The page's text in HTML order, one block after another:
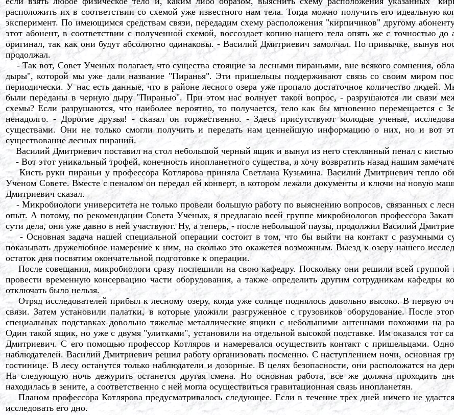
расположить их в соответствии со схемой уже известного нам тела. Тогда можно получить его идеальную
эксперимент. По имеющимся средствам связи, передадим схему расположения "кирпичиков" другому
этот абонент, в соответствии с полученной схемой, воссоздает копию нашего тела опять же с точностью
оригинал, так как они будут абсолютно одинаковы. - Василий Дмитриевич замолчал. По привычке, вынув
продолжал.
- Так вот, Совет Ученых полагает, что существа стоящие за лесными пираньями, вне всякого сомнения,
дыры", которой мы уже дали название "Пиранья". Эти пришельцы поддерживают связь со своим миром
периодически. У нас есть данные, что в районе лесного озера уже пропало достаточное количество
были переданы в черную дыру "Пиранью". При этом нас волнует такой вопрос, - разрушаются ли связи
схемы? Если разрушаются, что наиболее вероятно, то получается, тело как бы мгновенно перемещается
ненадолго. - Дорогие друзья! - сказал он торжественно. - Здесь присутствуют молодые ученые,
существами. Они не только смогли получить и передать нам ценнейшую информацию о них, но и вот
существование лесных пираний.
Василий Дмитриевич поставил на стол небольшой черный ящик и вынул из него стеклянный пенал с кистью
- Вот этот уникальный трофей, конечность инопланетного существа, я хочу возвратить назад нашим
Кисть руки пираньи у профессора Котлярова приняла Светлана Кузьмина. Василий Дмитриевич тепло
Ученом Совете. Вместе с пеналом он передал ей конверт, в котором лежали документы и ключи на новую
Дмитриевич сказал.
- Микробиологи университета не только провели большую работу по выяснению вопросов, связанных с
опыт. А потому, по рекомендации Совета Ученых, я предлагаю всей группе микробиологов профессора
сути дела, они уже давно в ней участвуют. Ну, а теперь, - после небольшой паузы, продолжил Василий
- Основная задача нашей специальной операции состоит в том, что бы выйти на контакт с разумными
показывать дружелюбное намерение к ним, на сколько это окажется возможным. Выезд к озеру нашего
остаток дня посвятим окончательной подготовке к операции.
После совещания, микробиологи сразу поспешили на свою кафедру. Поскольку они решили всей группой
провести временную консервацию части оборудования, а также определить другим сотрудникам кафедры
отключать было нельзя.
Отряд исследователей прибыл к лесному озеру, когда уже солнце поднялось довольно высоко. В первую
связи. Затем установили палатки, в которые уложили разгруженное с грузовиков оборудование. После
специальных подставках довольно тяжелые металлические ящики с небольшими антеннами похожими на
Один такой ящик, но уже с двумя "улитками", установили на отдельной высокой подставке. Им оказался тот
Дмитриевич. С его помощью профессор Котляров и намеревался осуществить контакт с пришельцами.
наблюдателей. Василий Дмитриевич решил работу организовать посменно. С наступлением ночи, основная
гостинице. В лесу останутся только наблюдатели и дозорные. В целях безопасности, они расположатся на
На следующую ночь дежурить останется другая смена. Но основная работа, все же должна проходить
находилась в зените, а соответственно с ней могла осуществиться гравитационная связь инопланетян.
Планом профессора Котлярова предусматривалось следующее. Если в течение трех дней ничего не
исследовать его дно.